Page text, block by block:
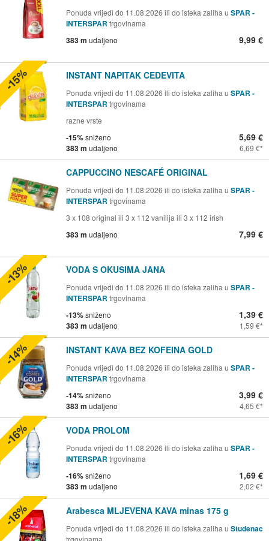
Ponuda vrijedi do 11.08.2026 ili do isteka zaliha u SPAR -
INTERSPAR trgovinama
383 m udaljeno 9,99 €
INSTANT NAPITAK CEDEVITA
Ponuda vrijedi do 11.08.2026 ili do isteka zaliha u SPAR -
INTERSPAR trgovinama
razne vrste
-15%sniženo
383 m udaljeno
5,69 €
6,69 €
-15%
CAPPUCCINO NESCAFÉ ORIGINAL
Ponuda vrijedi do 11.08.2026 ili do isteka zaliha u SPAR -
INTERSPAR trgovinama
3 x 108 original ili 3 x 112 vanilija ili 3 x 112 irish
383 m udaljeno 7,99 €
VODA S OKUSIMA JANA
Ponuda vrijedi do 11.08.2026 ili do isteka zaliha u SPAR -
INTERSPAR trgovinama
-13%sniženo
383 m udaljeno
1,39 €
1,59 €
-13%
INSTANT KAVA BEZ KOFEINA GOLD
Ponuda vrijedi do 11.08.2026 ili do isteka zaliha u SPAR -
INTERSPAR trgovinama
-14%sniženo
383 m udaljeno
3,99 €
4,65 €
-14%
VODA PROLOM
Ponuda vrijedi do 11.08.2026 ili do isteka zaliha u SPAR -
INTERSPAR trgovinama
-16%sniženo
383 m udaljeno
1,69 €
2,02 €
-16%
Arabesca MLJEVENA KAVA minas 175 g
Ponuda vrijedi do 11.08.2026 ili do isteka zaliha u Studenac
trgovinama
-18%